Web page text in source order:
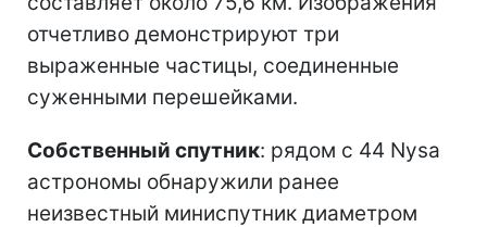
отчетливо демонстрируют три
выраженные частицы, соединенные
суженными перешейками.
Собственный спутник: рядом с 44 Nysa
астрономы обнаружили ранее
неизвестный миниспутник диаметром